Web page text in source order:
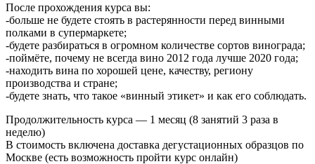
После прохождения курса вы:
-больше не будете стоять в растерянности перед винными
полками в супермаркете;
-будете разбираться в огромном количестве сортов винограда;
-поймёте, почему не всегда вино 2012 года лучше 2020 года;
-находить вина по хорошей цене, качеству, региону
производства и стране;
-будете знать, что такое «винный этикет» и как его соблюдать.
Продолжительность курса — 1 месяц (8 занятий 3 раза в
неделю)
В стоимость включена доставка дегустационных образцов по
Москве (есть возможность пройти курс онлайн)